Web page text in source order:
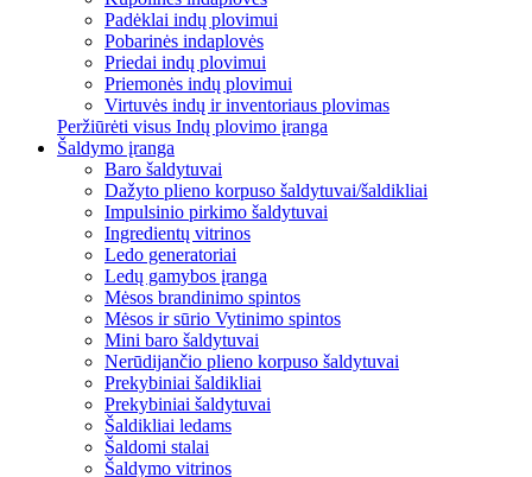
Padėklai indų plovimui
Pobarinės indaplovės
Priedai indų plovimui
Priemonės indų plovimui
Virtuvės indų ir inventoriaus plovimas
Peržiūrėti visus Indų plovimo įranga
Šaldymo įranga
Baro šaldytuvai
Dažyto plieno korpuso šaldytuvai/šaldikliai
Impulsinio pirkimo šaldytuvai
Ingredientų vitrinos
Ledo generatoriai
Ledų gamybos įranga
Mėsos brandinimo spintos
Mėsos ir sūrio Vytinimo spintos
Mini baro šaldytuvai
Nerūdijančio plieno korpuso šaldytuvai
Prekybiniai šaldikliai
Prekybiniai šaldytuvai
Šaldikliai ledams
Šaldomi stalai
Šaldymo vitrinos